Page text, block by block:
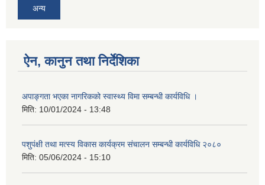
अन्य
ऐन, कानुन तथा निर्देशिका
अपाङ्गता भएका नागरिकको स्वास्थ्य विमा सम्बन्धी कार्यविधि ।
मिति: 10/01/2024 - 13:48
पशुपंक्षी तथा मत्स्य विकास कार्यक्रम संचालन सम्बन्धी कार्यविधि २०८०
मिति: 05/06/2024 - 15:10